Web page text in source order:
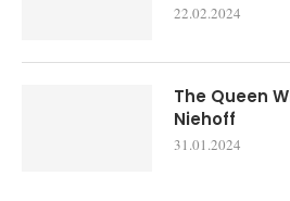
22.02.2024
The Queen
Niehoff
31.01.2024